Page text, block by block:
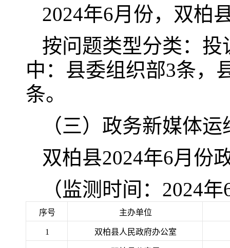
2024年6月份，双柏
按问题类型分类：投
中：县委组织部3条，
条。
（三）政务新媒体
双柏县2024年6月份
（监测时间：2024
序号 主办单位
1 双柏县人民政府办公室